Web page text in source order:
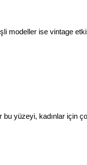
modeller ise vintage
yüzeyi, kadınlar için